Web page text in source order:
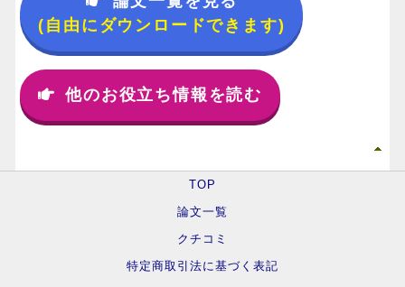
(自由にダウンロードできます)
他のお役立ち情報を読む
TOP
論文一覧
クチコミ
特定商取引法に基づく表記